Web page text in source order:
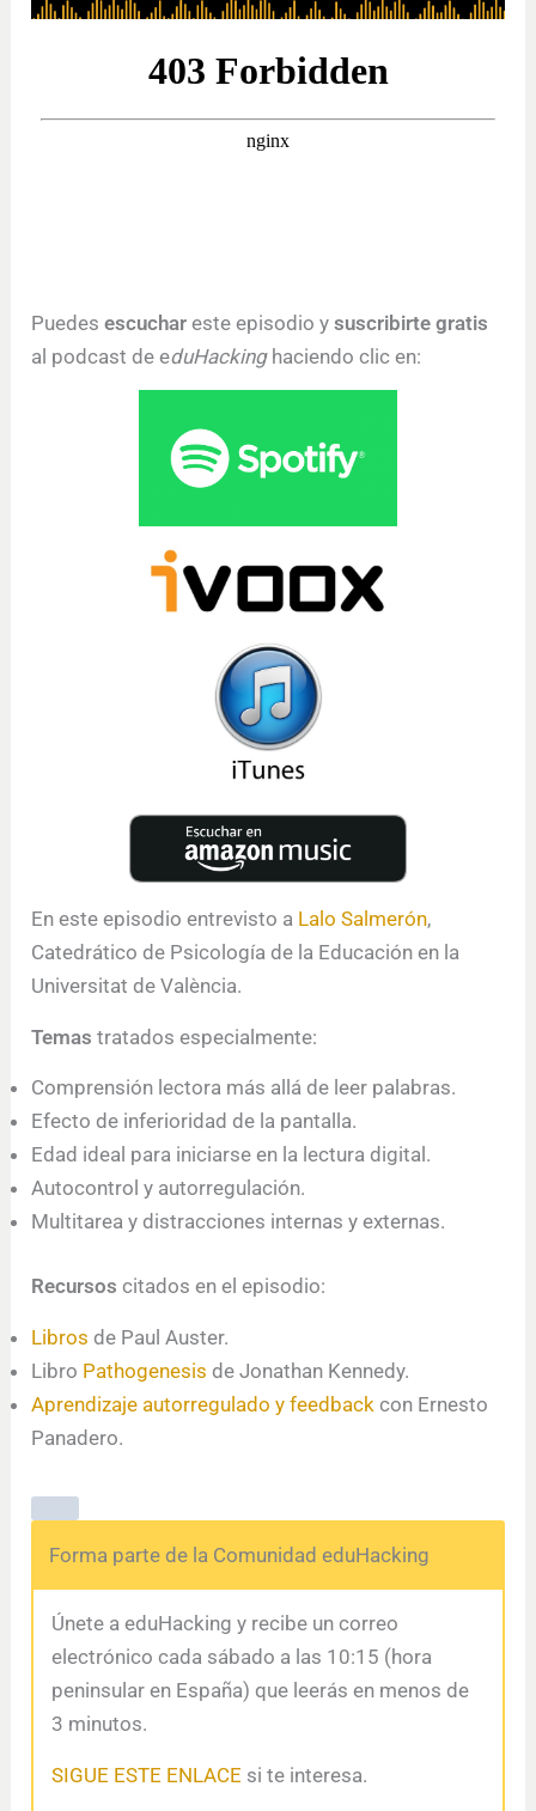
Puedes escuchareste episodio y suscribirte gratis
al podcast de eduHackinghaciendo clic en:
En este episodio entrevisto a Lalo Salmerón,
Catedrático de Psicología de la Educación en la
Universitat de València.
Temas tratados especialmente:
Comprensión lectora más allá de leer palabras.
Efecto de inferioridad de la pantalla.
Edad ideal para iniciarse en la lectura digital.
Autocontrol y autorregulación.
Multitarea y distracciones internas y externas.
Recursos citados en el episodio:
Libros de Paul Auster.
Libro Pathogenesis de Jonathan Kennedy.
Aprendizaje autorregulado y feedback con Ernesto
Panadero.
Forma parte de la Comunidad eduHacking
Únete a eduHacking y recibe un correo
electrónico cada sábado a las 10:15 (hora
peninsular en España) que leerás en menos de
3 minutos.
SIGUE ESTE ENLACE si te interesa.